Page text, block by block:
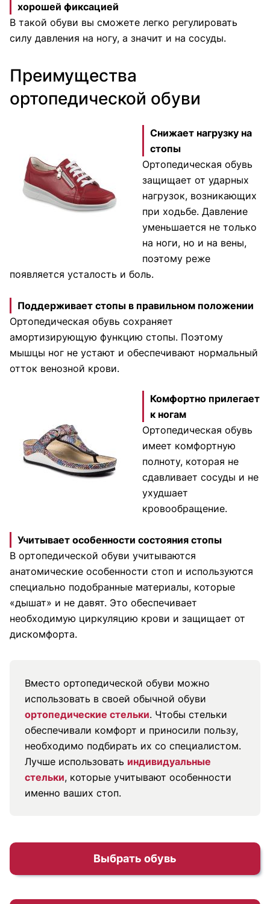
хорошей фиксацией
В такой обуви вы сможете легко регулировать
силу давления на ногу, а значит и на сосуды.
Преимущества
ортопедической обуви
Снижает нагрузку на
стопы
Ортопедическая обувь
защищает от ударных
нагрузок, возникающих
при ходьбе. Давление
уменьшается не только
на ноги, но и на вены,
поэтому реже
появляется усталость и боль.
Поддерживает стопы в правильном положении
Ортопедическая обувь сохраняет
амортизирующую функцию стопы. Поэтому
мышцы ног не устают и обеспечивают нормальный
отток венозной крови.
Комфортно прилегает
к ногам
Ортопедическая обувь
имеет комфортную
полноту, которая не
сдавливает сосуды и не
ухудшает
кровообращение.
Учитывает особенности состояния стопы
В ортопедической обуви учитываются
анатомические особенности стоп и используются
специально подобранные материалы, которые
«дышат» и не давят. Это обеспечивает
необходимую циркуляцию крови и защищает от
дискомфорта.
Вместо ортопедической обуви можно
использовать в своей обычной обуви
ортопедические стельки. Чтобы стельки
обеспечивали комфорт и приносили пользу,
необходимо подбирать их со специалистом.
Лучше использовать индивидуальные
стельки, которые учитывают особенности
именно ваших стоп.
Выбрать обувь